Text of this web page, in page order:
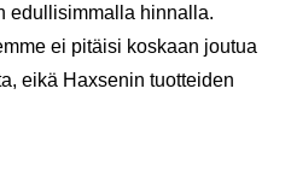
edullisimmalla hinnalla.
ei pitäisi koskaan joutua
eikä Haxsenin tuotteiden